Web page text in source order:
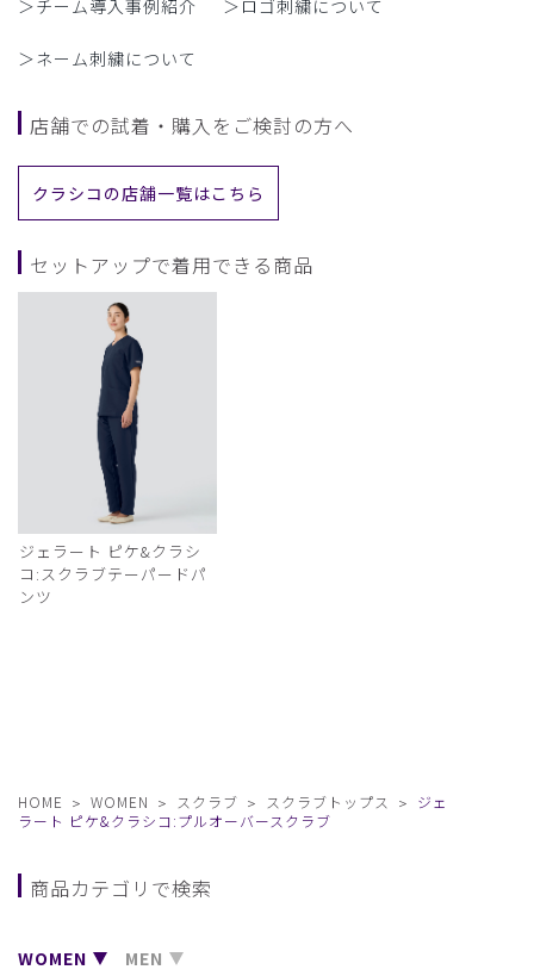
＞チーム導入事例紹介 ＞ロゴ刺繍について
＞ネーム刺繍について
店舗での試着・購入をご検討の方へ
クラシコの店舗一覧はこちら
セットアップで着用できる商品
ジェラート ピケ&クラシ
コ:スクラブテーパードパ
ンツ
HOME WOMEN スクラブ スクラブトップス
ジェ
ラート ピケ&クラシコ:プルオーバースクラブ
商品カテゴリで検索
WOMEN MEN